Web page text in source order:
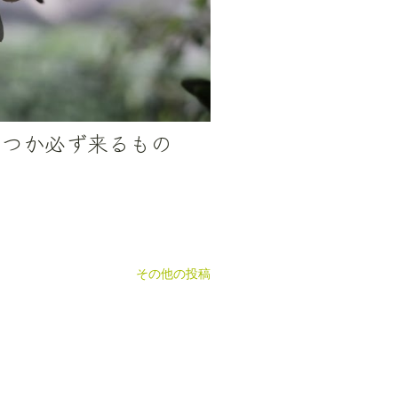
か必ず来るもの
その他の投稿